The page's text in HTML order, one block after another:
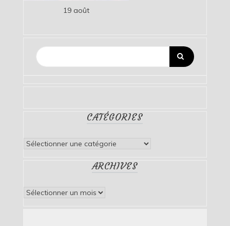
19 août
CATÉGORIES
Catégories
ARCHIVES
Archives